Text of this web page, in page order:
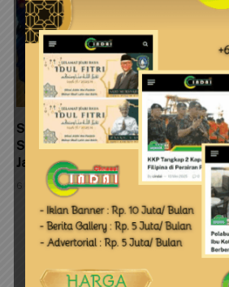
Satpolairud Polresta
Spanduk Himbauan Kebersihan
Jaga Kelestarian Pulau
6 Agustus 2026
LEAVE A REPLY